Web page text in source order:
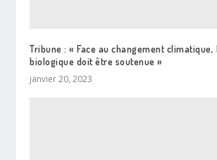
Tribune : « Face au changement climatique,
biologique doit être soutenue »
janvier 20, 2023